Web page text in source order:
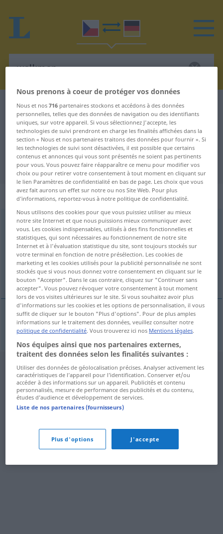
Dictionnaire Tchèque-Allemand walkman
Traduction Tchèque-Allemand de
"walkman"
"walkman" - traduction Allemand
„walkman“: maskulin
walkman [vɔːkmɛn]m
Vue d'ensemble de toutes les traductions
(Pour plus d'informations, cliquez sur/touchez la traduction)
Walkman
Walkmanm walkman
Nous prenons à coeur de protéger vos données
Nous et nos716 partenaires stockons et accédons à des données
personnelles, telles que des données de navigation ou des identifiants
uniques, sur votre appareil. Si vous sélectionnez J'accepte, les
technologies de suivi prendront en charge les finalités affichées dans la
section « Nous et nos partenaires traitons des données pour fournir ». Si
les technologies de suivi sont désactivées, il est possible que certains
contenus et annonces qui vous sont présentés ne soient pas pertinents
pour vous. Vous pouvez faire réapparaître ce menu pour modifier vos
choix ou pour retirer votre consentement à tout moment en cliquant sur
le lien Paramètres de confidentialité en bas de page. Les choix que vous
avez fait aurons un effet sur notre ou nos Site Web. Pour plus
d’informations, reportez-vous à notre politique de confidentialité.
Nous utilisons des cookies pour que vous puissiez utiliser au mieux
notre site Internet et que nous puissions mieux communiquer avec
vous. Les cookies indispensables, utilisés à des fins fonctionnelles et
statistiques, qui sont nécessaires au fonctionnement de notre site
Internet et à l'évaluation statistique du site, sont toujours stockés sur
votre terminal en fonction de notre présélection. Les cookies de
marketing et les cookies utilisés pour la publicité personnalisée ne sont
stockés que si vous nous donnez votre consentement en cliquant sur le
bouton "Accepter". Dans le cas contraire, cliquez sur "Continuer sans
accepter". Vous pouvez révoquer votre consentement à tout moment
lors de vos visites ultérieures sur le site. Si vous souhaitez avoir plus
d'informations sur les cookies et les options de personnalisation, il vous
suffit de cliquer sur le bouton "Plus d'options". Pour de plus amples
informations sur le traitement des données, veuillez consulter notre
politique de confidentialité. Vous trouverez ici nos Mentions légales.
Nos équipes ainsi que nos partenaires externes,
traitent des données selon les finalités suivantes :
Utiliser des données de géolocalisation précises. Analyser activement les
caractéristiques de l’appareil pour l’identification. Conserver et/ou
accéder à des informations sur un appareil. Publicités et contenu
personnalisés, mesure de performance des publicités et du contenu,
études d’audience et développement de services.
Liste de nos partenaires (fournisseurs)
Plus d'options J'accepte